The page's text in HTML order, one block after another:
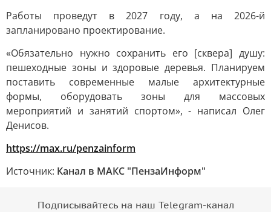
Работы проведут в 2027 году, а на 2026-й
запланировано проектирование.
«Обязательно нужно сохранить его [сквера] душу:
пешеходные зоны и здоровые деревья. Планируем
поставить современные малые архитектурные
формы, оборудовать зоны для массовых
мероприятий и занятий спортом», - написал Олег
Денисов.
https://max.ru/penzainform
Источник: Канал в МАКС "ПензаИнформ"
Подписывайтесь на наш Telegram-канал